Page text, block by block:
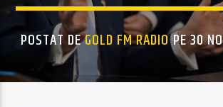
POSTAT DEGOLD FM RADIOPE 30